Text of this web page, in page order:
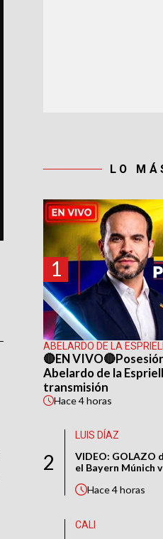
LO
1
ABELARDO DE LA
🔴EN
Abelardo de la
transmisión
Hace4 horas
2
LUIS DÍAZ
VIDEO: GOLAZO
el Bayern Múnich
Hace4 horas
CALI